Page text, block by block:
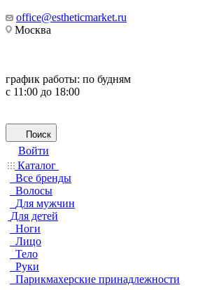
office@estheticmarket.ru
Москва
график работы: по будням
с 11:00 до 18:00
Поиск
Войти
Каталог
Все бренды
Волосы
Для мужчин
Для детей
Ноги
Лицо
Тело
Руки
Парикмахерские принадлежности